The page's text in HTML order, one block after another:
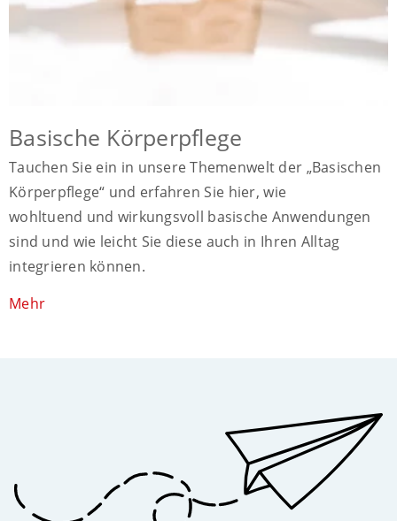
Basische Körperpflege
Tauchen Sie ein in unsere Themenwelt der „Basischen
Körperpflege“ und erfahren Sie hier, wie
wohltuend und wirkungsvoll basische Anwendungen
sind und wie leicht Sie diese auch in Ihren Alltag
integrieren können.
Mehr